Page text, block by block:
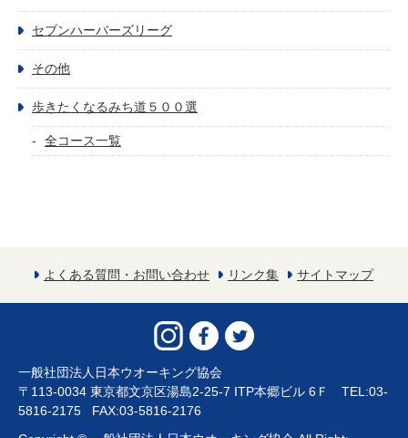
セブンハーバーズリーグ
その他
歩きたくなるみち道５００選
全コース一覧
よくある質問・お問い合わせ リンク集 サイトマップ
一般社団法人日本ウオーキング協会
〒113-0034 東京都文京区湯島2-25-7 ITP本郷ビル 6Ｆ TEL:03-
5816-2175 FAX:03-5816-2176